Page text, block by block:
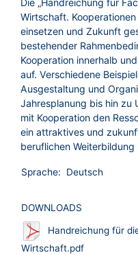
Die „Handreichung für
Wirtschaft.
einsetzen und Zukunft
bestehender
Kooperation innerhalb
auf. Verschiedene
Ausgestaltung und
Jahresplanung bis hin zu
mit Kooperation den
ein attraktives und
beruflichen Weiterbildung
Sprache: Deutsch
DOWNLOADS
Handreichung für
Wirtschaft.pdf